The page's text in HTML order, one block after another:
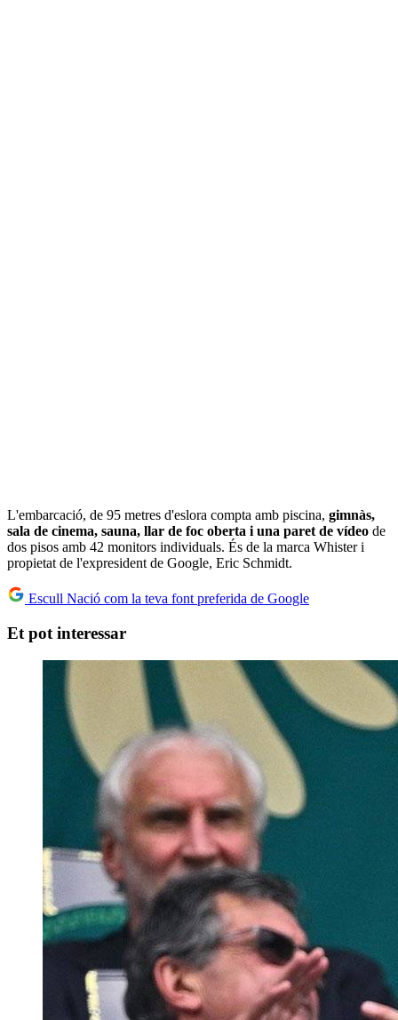
L'embarcació, de 95 metres d'eslora compta amb piscina, gimnàs,
sala de cinema, sauna, llar de foc oberta i una paret de vídeo de
dos pisos amb 42 monitors individuals. És de la marca Whister i
propietat de l'expresident de Google, Eric Schmidt.
Escull Nació com la teva font preferida de Google
Et pot interessar